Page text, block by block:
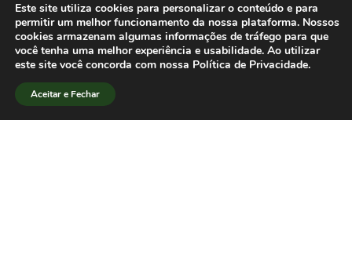
8º. Encontro de Jovens Pesquisadores
em Jornalismo (8º. JPJor)
Rodrigo Botelho-Francisco
Coordenação Científica JPJor
sbpjor.jovenspesquisadores@gmail.com
Este site utiliza cookies para personalizar o conteúdo e para
permitir um melhor funcionamento da nossa plataforma. Nossos
cookies armazenam algumas informações de tráfego para que
você tenha uma melhor experiência e usabilidade. Ao utilizar
este site você concorda com nossa Política de Privacidade.
Aceitar e Fechar